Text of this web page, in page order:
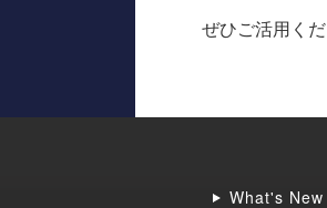
ぜひご活用く
What's New